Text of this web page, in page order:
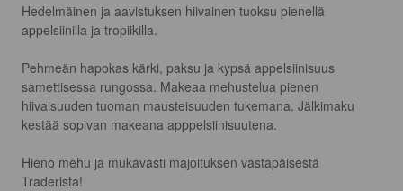
Hedelmäinen ja aavistuksen hiivainen tuoksu pienellä
appelsiinilla ja tropiikilla.
Pehmeän hapokas kärki, paksu ja kypsä appelsiinisuus
samettisessa rungossa. Makeaa mehustelua pienen
hiivaisuuden tuoman mausteisuuden tukemana. Jälkimaku
kestää sopivan makeana apppelsiinisuutena.
Hieno mehu ja mukavasti majoituksen vastapäisestä
Traderista!